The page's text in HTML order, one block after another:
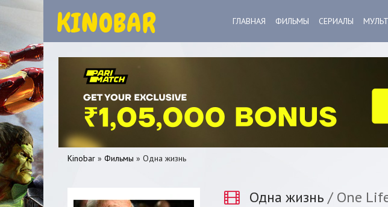
ГЛАВНАЯ ФИЛЬМЫ СЕРИАЛЫ
Kinobar » Фильмы » Одна жизнь
Одна жизнь / One